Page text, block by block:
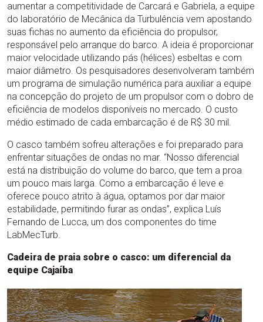
aumentar a competitividade de Carcará e Gabriela, a equipe
do laboratório de Mecânica da Turbulência vem apostando
suas fichas no aumento da eficiência do propulsor,
responsável pelo arranque do barco. A ideia é proporcionar
maior velocidade utilizando pás (hélices) esbeltas e com
maior diâmetro. Os pesquisadores desenvolveram também
um programa de simulação numérica para auxiliar a equipe
na concepção do projeto de um propulsor com o dobro de
eficiência de modelos disponíveis no mercado. O custo
médio estimado de cada embarcação é de R$ 30 mil.
O casco também sofreu alterações e foi preparado para
enfrentar situações de ondas no mar. “Nosso diferencial
está na distribuição do volume do barco, que tem a proa
um pouco mais larga. Como a embarcação é leve e
oferece pouco atrito à água, optamos por dar maior
estabilidade, permitindo furar as ondas”, explica Luís
Fernando de Lucca, um dos componentes do time
LabMecTurb.
Cadeira de praia sobre o casco: um diferencial da
equipe Cajaíba